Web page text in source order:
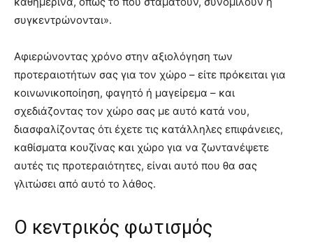
συγκεντρώνονται».
Αφιερώνοντας χρόνο στην αξιολόγηση των
προτεραιοτήτων σας για τον χώρο – είτε πρόκειται για
κοινωνικοποίηση, φαγητό ή μαγείρεμα – και
σχεδιάζοντας τον χώρο σας με αυτό κατά νου,
διασφαλίζοντας ότι έχετε τις κατάλληλες επιφάνειες,
καθίσματα κουζίνας και χώρο για να ζωντανέψετε
αυτές τις προτεραιότητες, είναι αυτό που θα σας
γλιτώσει από αυτό το λάθος.
Ο κεντρικός φωτισμός